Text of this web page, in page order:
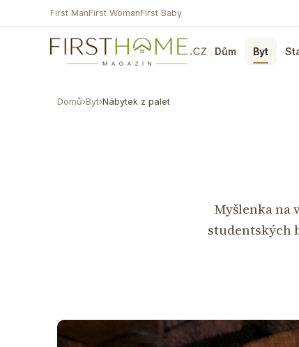
First ManFirst WomanFirst Baby
Dům Byt
Domů›Byt›Nábytek z palet
Myšlenka na
studentských